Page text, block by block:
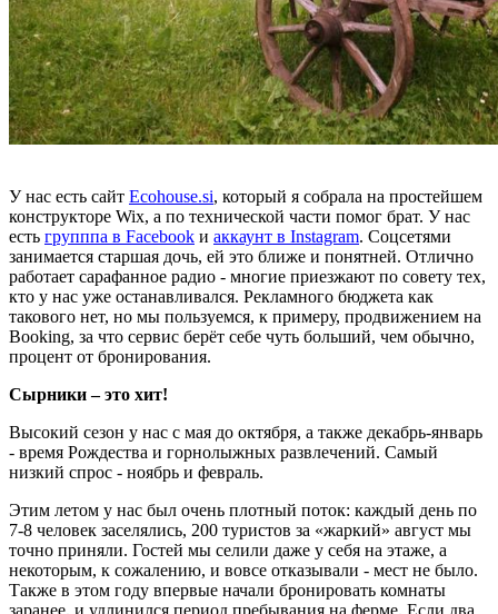
У нас есть сайт Ecohouse.si, который я собрала на простейшем
конструкторе Wix, а по технической части помог брат. У нас
есть групппа в Facebook и аккаунт в Instagram. Соцсетями
занимается старшая дочь, ей это ближе и понятней. Отлично
работает сарафанное радио - многие приезжают по совету тех,
кто у нас уже останавливался. Рекламного бюджета как
такового нет, но мы пользуемся, к примеру, продвижением на
Booking, за что сервис берёт себе чуть больший, чем обычно,
процент от бронирования.
Сырники – это хит!
Высокий сезон у нас с мая до октября, а также декабрь-январь
- время Рождества и горнолыжных развлечений. Самый
низкий спрос - ноябрь и февраль.
Этим летом у нас был очень плотный поток: каждый день по
7-8 человек заселялись, 200 туристов за «жаркий» август мы
точно приняли. Гостей мы селили даже у себя на этаже, а
некоторым, к сожалению, и вовсе отказывали - мест не было.
Также в этом году впервые начали бронировать комнаты
заранее, и удлинился период пребывания на ферме. Если два